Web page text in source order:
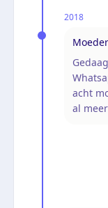
2018
Moeder
acht
al